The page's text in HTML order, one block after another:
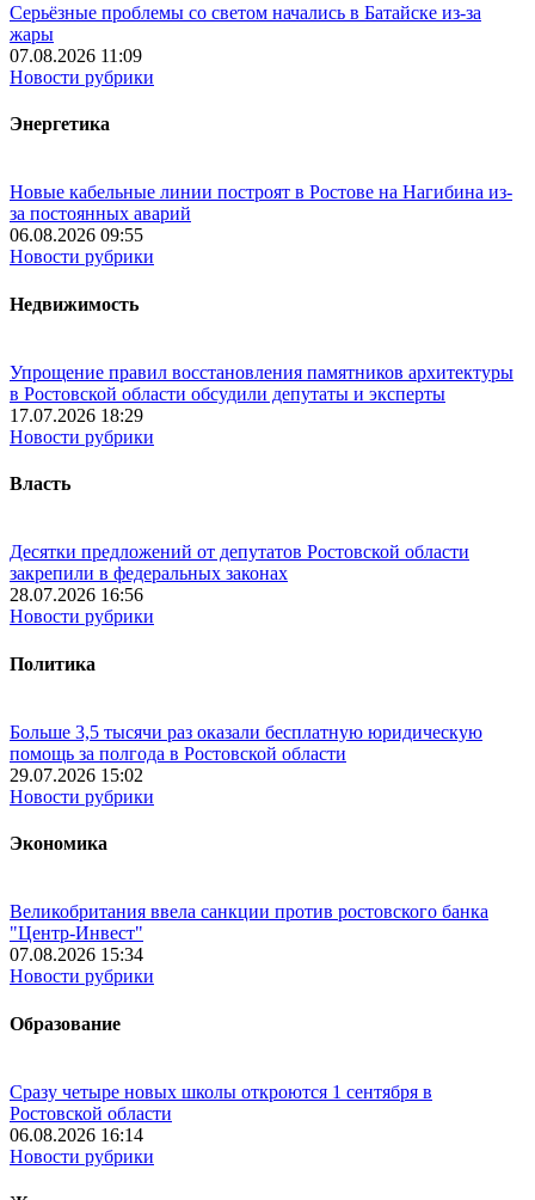
Серьёзные проблемы со светом начались в Батайске из-за
жары
07.08.2026 11:09
Новости рубрики
Энергетика
Новые кабельные линии построят в Ростове на Нагибина из-
за постоянных аварий
06.08.2026 09:55
Новости рубрики
Недвижимость
Упрощение правил восстановления памятников архитектуры
в Ростовской области обсудили депутаты и эксперты
17.07.2026 18:29
Новости рубрики
Власть
Десятки предложений от депутатов Ростовской области
закрепили в федеральных законах
28.07.2026 16:56
Новости рубрики
Политика
Больше 3,5 тысячи раз оказали бесплатную юридическую
помощь за полгода в Ростовской области
29.07.2026 15:02
Новости рубрики
Экономика
Великобритания ввела санкции против ростовского банка
"Центр-Инвест"
07.08.2026 15:34
Новости рубрики
Образование
Сразу четыре новых школы откроются 1 сентября в
Ростовской области
06.08.2026 16:14
Новости рубрики